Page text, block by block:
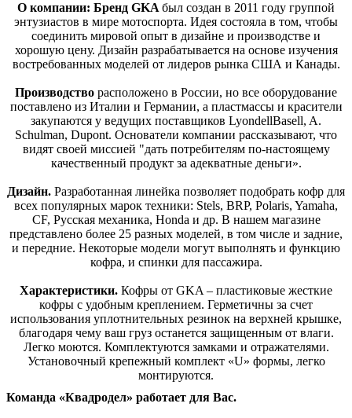
О компании: Бренд GKAбыл создан в 2011 году группой
энтузиастов в мире мотоспорта. Идея состояла в том, чтобы
соединить мировой опыт в дизайне и производстве и
хорошую цену. Дизайн разрабатывается на основе изучения
востребованных моделей от лидеров рынка США и Канады.
Производство расположено в России, но все оборудование
поставлено из Италии и Германии, а пластмассы и красители
закупаются у ведущих поставщиков LyondellBasell, A.
Schulman, Dupont. Основатели компании рассказывают, что
видят своей миссией "дать потребителям по-настоящему
качественный продукт за адекватные деньги».
Дизайн. Разработанная линейка позволяет подобрать кофр для
всех популярных марок техники: Stels, BRP, Polaris, Yamaha,
CF, Русская механика, Honda и др. В нашем магазине
представлено более 25 разных моделей, в том числе и задние,
и передние. Некоторые модели могут выполнять и функцию
кофра, и спинки для пассажира.
Характеристики. Кофры от GKA – пластиковые жесткие
кофры с удобным креплением. Герметичны за счет
использования уплотнительных резинок на верхней крышке,
благодаря чему ваш груз останется защищенным от влаги.
Легко моются. Комплектуются замками и отражателями.
Установочный крепежный комплект «U» формы, легко
монтируются.
Команда «Квадродел» работает для Вас.